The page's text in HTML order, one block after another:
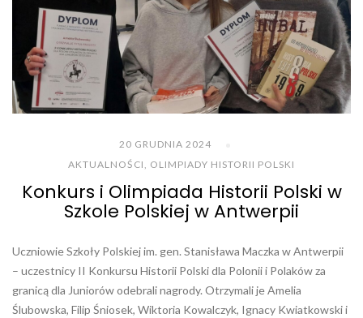
20 GRUDNIA 2024
AKTUALNOŚCI, OLIMPIADY HISTORII POLSKI
Konkurs i Olimpiada Historii Polski w
Szkole Polskiej w Antwerpii
Uczniowie Szkoły Polskiej im. gen. Stanisława Maczka w Antwerpii
– uczestnicy II Konkursu Historii Polski dla Polonii i Polaków za
granicą dla Juniorów odebrali nagrody. Otrzymali je Amelia
Ślubowska, Filip Śniosek, Wiktoria Kowalczyk, Ignacy Kwiatkowski i